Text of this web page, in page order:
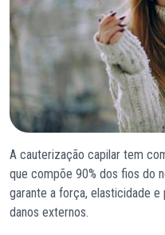
A cauterização capilar tem
que compõe 90% dos fios do
garante a força, elasticidade
danos externos.